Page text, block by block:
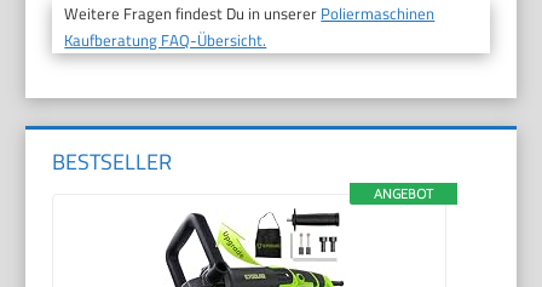
Weitere Fragen findest Du in unserer Poliermaschinen
Kaufberatung FAQ-Übersicht.
BESTSELLER
ANGEBOT